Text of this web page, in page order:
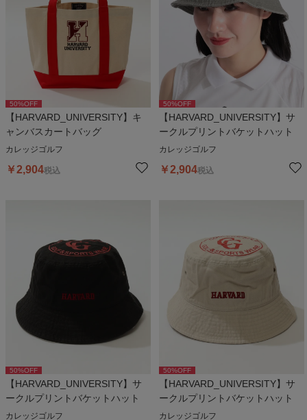
50%OFF
【HARVARD_UNIVERSITY】キ
ャンバスカートバッグ
カレッジゴルフ
￥2,904税込
50%OFF
【HARVARD_UNIVERSITY】サ
ークルプリントバケットハット
カレッジゴルフ
￥2,904税込
50%OFF
【HARVARD_UNIVERSITY】サ
ークルプリントバケットハット
カレッジゴルフ
50%OFF
【HARVARD_UNIVERSITY】サ
ークルプリントバケットハット
カレッジゴルフ